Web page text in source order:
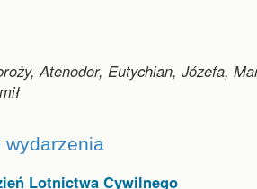
Atenodor, Eutychian, Józefa,
wydarzenia
Lotnictwa Cywilnego